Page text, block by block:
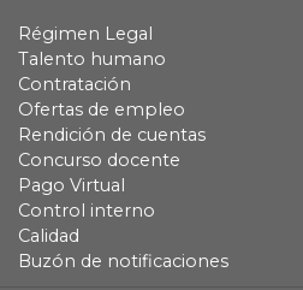
Régimen Legal
Talento humano
Contratación
Ofertas de empleo
Rendición de cuentas
Concurso docente
Pago Virtual
Control interno
Calidad
Buzón de notificaciones